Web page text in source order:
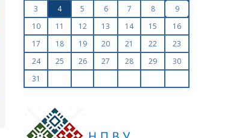
показват резултатите от проверките на „АЕЦ
– Нови мощности“
3
4 5 6 7 8
9
10
11 12 13 14 15
16
17
18 19 20 21 22
23
24
25 26 27 28 29
30
31